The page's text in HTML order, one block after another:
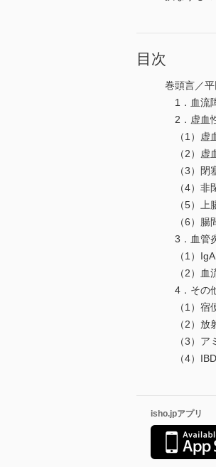
目次
巻頭言／
1．血流
2．虚血
（1）虚
（2）虚
（3）閉
（4）非
（5）上
（6）腸
3．血管
（1）IgA
（2）血
4．その
（1）宿
（2）放
（3）ア
（4）IBD
isho.jpアプリ